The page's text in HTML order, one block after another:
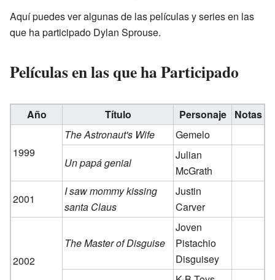
Aquí puedes ver algunas de las películas y series en las
que ha participado Dylan Sprouse.
Películas en las que ha Participado
Año Título Personaje Notas
1999
The Astronaut's Wife
Gemelo
Un papá genial
Julian
McGrath
2001
I saw mommy kissing
santa Claus
Justin
Carver
2002
The Master of Disguise
Joven
Pistachio
Disguisey